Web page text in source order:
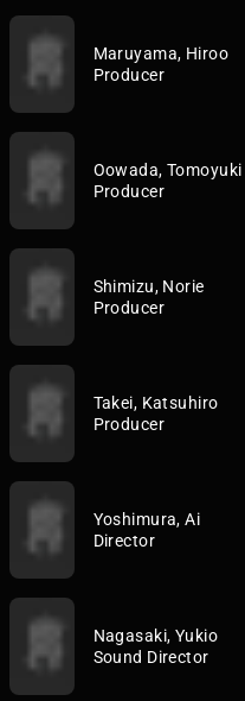
Maruyama, Hiroo
Producer
Oowada, Tomoyuki
Producer
Shimizu, Norie
Producer
Takei, Katsuhiro
Producer
Yoshimura, Ai
Director
Nagasaki, Yukio
Sound Director